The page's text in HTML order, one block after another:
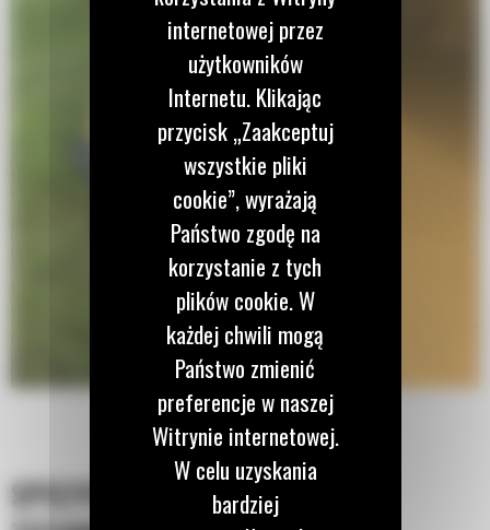
SPECYFIKACJA
internetowej przez
użytkowników
Internetu. Klikając
przycisk „Zaakceptuj
wszystkie pliki
cookie”, wyrażają
Państwo zgodę na
korzystanie z tych
plików cookie. W
każdej chwili mogą
Państwo zmienić
preferencje w naszej
Witrynie internetowej.
W celu uzyskania
bardziej